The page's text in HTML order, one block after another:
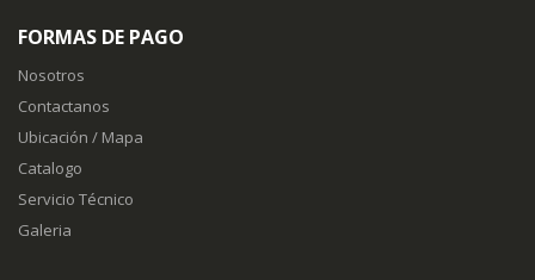
FORMAS DE PAGO
Nosotros
Contactanos
Ubicación / Mapa
Catalogo
Servicio Técnico
Galeria